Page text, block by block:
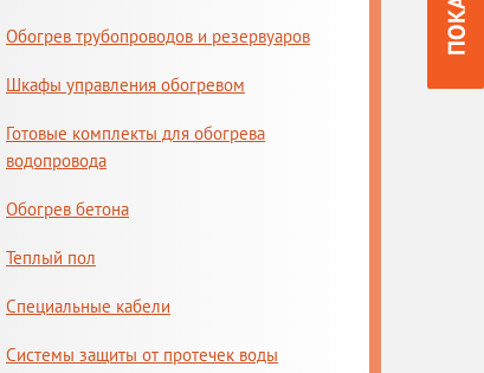
Обогрев трубопроводов и резервуаров
Шкафы управления обогревом
Готовые комплекты для обогрева
водопровода
Обогрев бетона
Теплый пол
Специальные кабели
Системы защиты от протечек воды